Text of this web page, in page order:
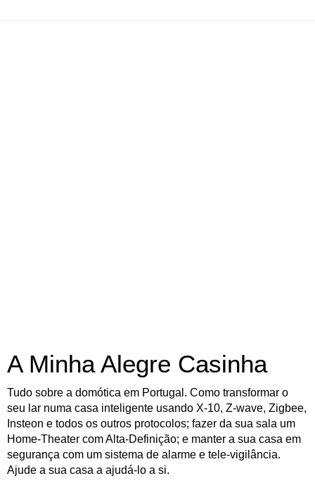
A Minha Alegre Casinha
Tudo sobre a domótica em Portugal. Como transformar o
seu lar numa casa inteligente usando X-10, Z-wave, Zigbee,
Insteon e todos os outros protocolos; fazer da sua sala um
Home-Theater com Alta-Definição; e manter a sua casa em
segurança com um sistema de alarme e tele-vigilância.
Ajude a sua casa a ajudá-lo a si.